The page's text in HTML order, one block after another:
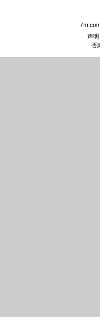
声
否